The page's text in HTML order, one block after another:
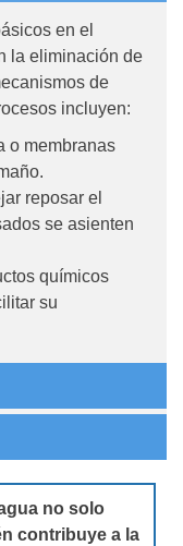
en el
la eliminación de
de
incluyen:
o membranas
reposar el
se asienten
químicos
su
no solo
contribuye a la